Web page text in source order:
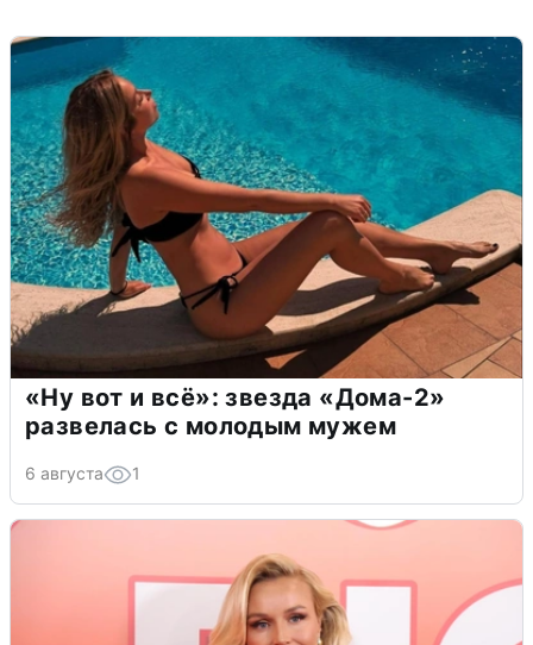
«Ну вот и всё»: звезда «Дома-2»
развелась с молодым мужем
6 августа 1